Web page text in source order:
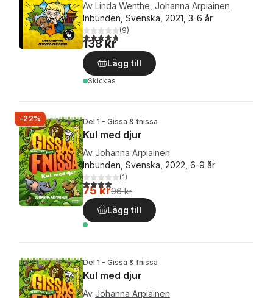
Av Linda Wenthe Johanna Arpiainen
Inbunden, Svenska, 2021, 3-6 år
4,8utav 5 stjärnor. Totalt antal röster:
(9)
138 kr
Lägg till
Skickas
-22% Del 1 - Gissa & fnissa
Kul med djur
Av Johanna Arpiainen
Inbunden, Svenska, 2022, 6-9 år
4,0utav 5 stjärnor. Totalt antal röster:
(1)
75 kr96 kr
Lägg till
Del 1 - Gissa & fnissa
Kul med djur
Av Johanna Arpiainen